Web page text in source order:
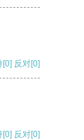
[0] 反对[0]
[0] 反对[0]